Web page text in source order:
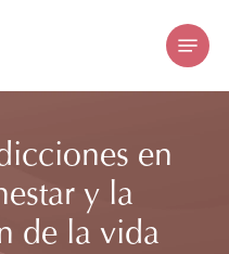
Menu
en
y la
de la vida